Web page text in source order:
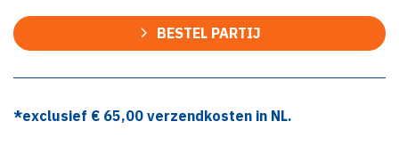
BESTEL PARTIJ
*exclusief € 65,00 verzendkosten in NL.